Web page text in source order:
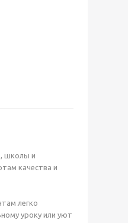
школы и
качества и
легко
уроку или уют